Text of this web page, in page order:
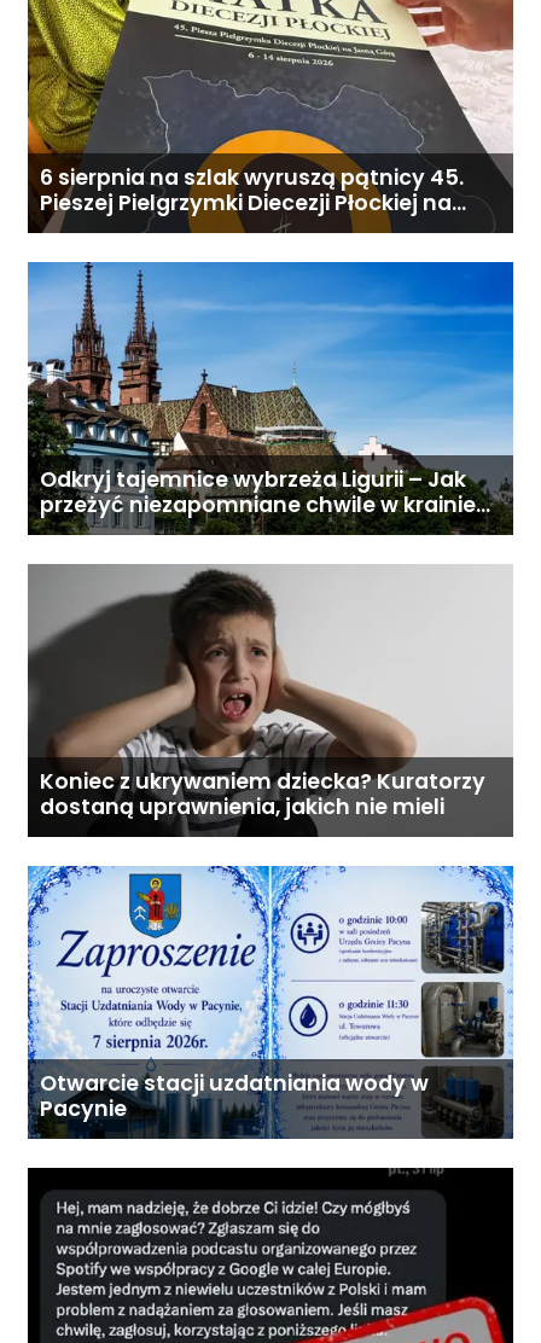
6 sierpnia na szlak wyruszą pątnicy 45.
Pieszej Pielgrzymki Diecezji Płockiej na
Jasną Górę
Odkryj tajemnice wybrzeża Ligurii – Jak
przeżyć niezapomniane chwile w krainie
pesto i słońca
Koniec z ukrywaniem dziecka? Kuratorzy
dostaną uprawnienia, jakich nie mieli
Otwarcie stacji uzdatniania wody w
Pacynie